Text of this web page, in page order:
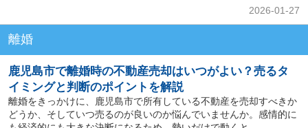
2026-01-27
離婚
鹿児島市で離婚時の不動産売却はいつがよい？売るタ
イミングと判断のポイントを解説
離婚をきっかけに、鹿児島市で所有している不動産を売却すべきか
どうか、そしていつ売るのが良いのか悩んでいませんか。感情的に